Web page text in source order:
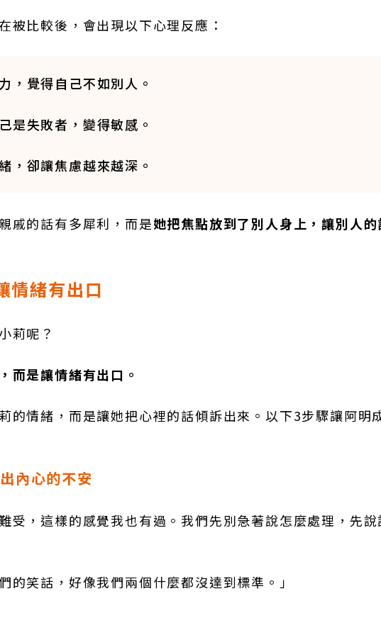
被比較後，會出現以下心理反應：
，覺得自己不如別人。
是失敗者，變得敏感。
，卻讓焦慮越來越深。
戚的話有多犀利，而是她把焦點放到了別人身上，讓別人
情緒有出口
莉呢？
而是讓情緒有出口。
的情緒，而是讓她把心裡的話傾訴出來。以下3步驟讓阿明
內心的不安
受，這樣的感覺我也有過。我們先別急著說怎麼處理，先
笑話，好像我們兩個什麼都沒達到標準。」